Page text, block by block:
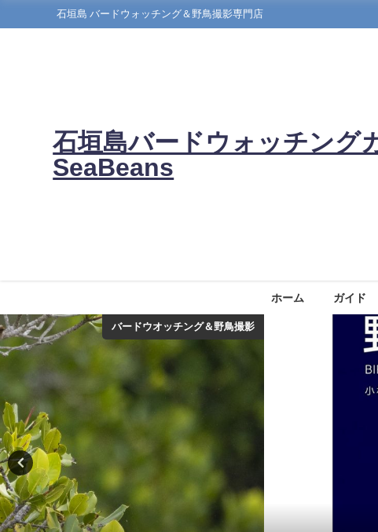
石垣島 バードウォッチング＆野鳥撮影専門店
石垣島バードウォッチング
SeaBeans
ホーム ガイド
バードウオッチング＆野鳥撮影